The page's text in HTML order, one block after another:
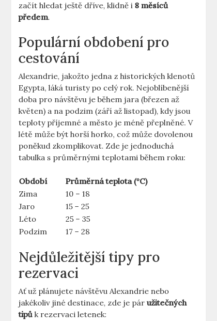
začít hledat ještě dříve, klidně i 8 měsíců
předem.
Populární obdobení pro
cestování
Alexandrie, jakožto jedna z historických klenotů
Egypta, láká turisty po celý rok. Nejoblíbenější
doba pro návštěvu je během jara (březen až
květen) a na podzim (září až listopad), kdy jsou
teploty příjemné a město je méně přeplněné. V
létě může být horší horko, což může dovolenou
poněkud zkomplikovat. Zde je jednoduchá
tabulka s průměrnými teplotami během roku:
Období
Průměrná teplota (°C)
Zima
10 – 18
Jaro
15 – 25
Léto
25 – 35
Podzim
17 – 28
Nejdůležitější tipy pro
rezervaci
Ať už plánujete návštěvu Alexandrie nebo
jakékoliv jiné destinace, zde je páružitečných
tipů k rezervaci letenek: